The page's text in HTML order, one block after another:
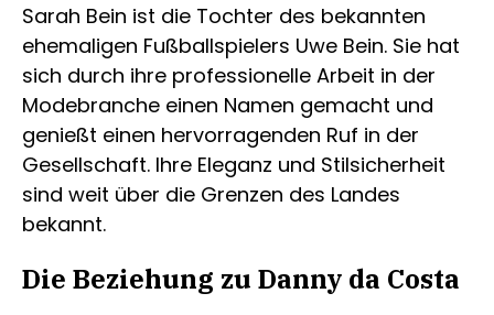
Sarah Bein ist die Tochter des bekannten
ehemaligen Fußballspielers Uwe Bein. Sie hat
sich durch ihre professionelle Arbeit in der
Modebranche einen Namen gemacht und
genießt einen hervorragenden Ruf in der
Gesellschaft. Ihre Eleganz und Stilsicherheit
sind weit über die Grenzen des Landes
bekannt.
Die Beziehung zu Danny da Costa